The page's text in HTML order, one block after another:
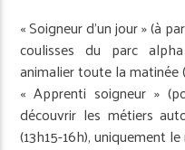
« Soigneur d’un jour » (à
coulisses du parc
animalier toute la matinée
« Apprenti soigneur »
découvrir les métiers
(13h15-16h), uniquement